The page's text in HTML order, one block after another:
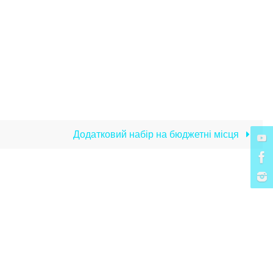
Додатковий набір на бюджетні місця